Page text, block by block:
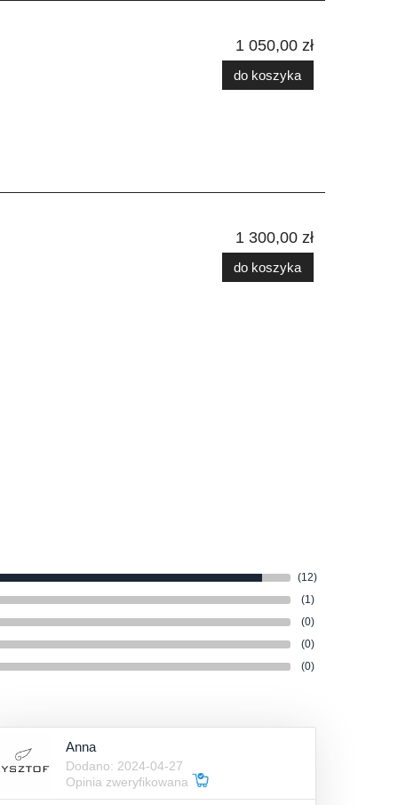
1 050,00 zł
do koszyka
1 300,00 zł
do koszyka
(12)
(1)
(0)
(0)
(0)
Anna
Dodano: 2024-04-27
Opinia zweryfikowana